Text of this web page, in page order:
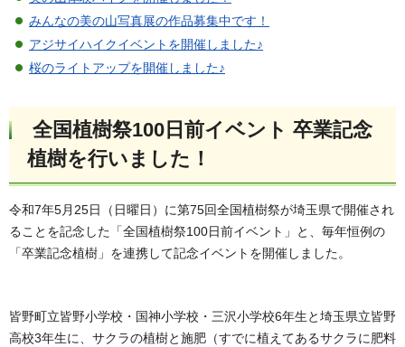
みんなの美の山写真展の作品募集中です！
アジサイハイクイベントを開催しました♪
桜のライトアップを開催しました♪
全国植樹祭100日前イベント 卒業記念
植樹を行いました！
令和7年5月25日（日曜日）に第75回全国植樹祭が埼玉県で開催され
ることを記念した「全国植樹祭100日前イベント」と、毎年恒例の
「卒業記念植樹」を連携して記念イベントを開催しました。
皆野町立皆野小学校・国神小学校・三沢小学校6年生と埼玉県立皆野
高校3年生に、サクラの植樹と施肥（すでに植えてあるサクラに肥料